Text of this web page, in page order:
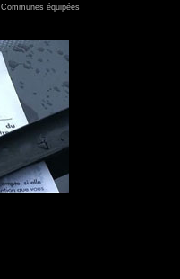
Communes équipées